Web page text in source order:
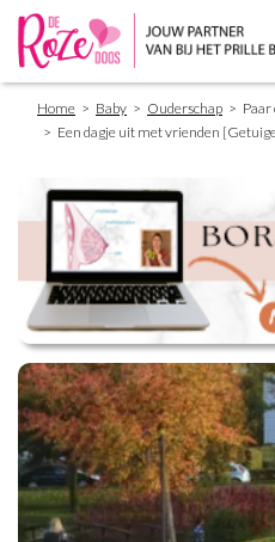
Breadcrumb
Home Baby Ouderschap
Paar
Een dagje uit met vrienden